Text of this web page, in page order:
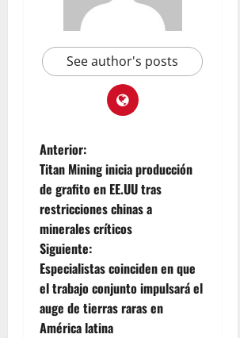
See author's posts
Anterior:
Titan Mining inicia producción
de grafito en EE.UU tras
restricciones chinas a
minerales críticos
Siguiente:
Especialistas coinciden en que
el trabajo conjunto impulsará el
auge de tierras raras en
América latina